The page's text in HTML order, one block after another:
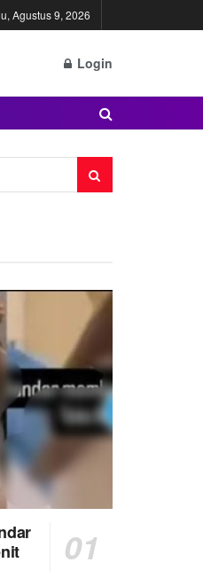
Agustus 9, 2026
Login